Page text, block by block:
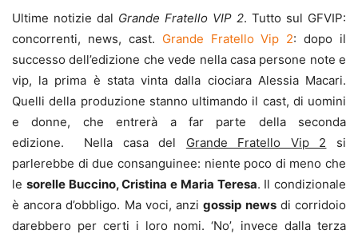
Ultime notizie dal Grande Fratello VIP 2. Tutto sul GFVIP:
concorrenti, news, cast. Grande Fratello Vip 2: dopo il
successo dell’edizione che vede nella casa persone note e
vip, la prima è stata vinta dalla ciociara Alessia Macari.
Quelli della produzione stanno ultimando il cast, di uomini
e donne, che entrerà a far parte della seconda
edizione. Nella casa del Grande Fratello Vip 2 si
parlerebbe di due consanguinee: niente poco di meno che
le sorelle Buccino, Cristina e Maria Teresa. Il condizionale
è ancora d’obbligo. Ma voci, anzigossip newsdi corridoio
darebbero per certi i loro nomi. ‘No’, invece dalla terza